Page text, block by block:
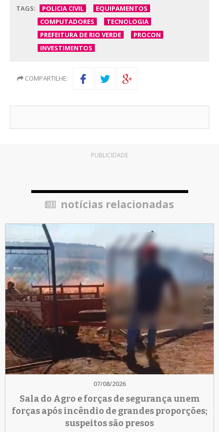
TAGS: POLICIA CIVIL
EQUIPAMENTOS
COMPUTADORES
TECNOLOGIA
PREFEITURA DE RIO VERDE
PROCON
INVESTIMENTOS
COMPARTILHE:
PUBLICIDADE
notícias relacionadas
07/08/2026
Sala do Agro e forças de segurança unem
forças após incêndio de grandes proporções;
suspeitos são presos